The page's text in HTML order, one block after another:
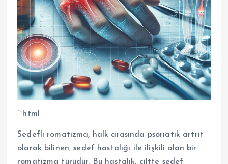
“`html
Sedefli romatizma, halk arasında psoriatik artrit
olarak bilinen, sedef hastalığı ile ilişkili olan bir
romatizma türüdür. Bu hastalık, ciltte sedef